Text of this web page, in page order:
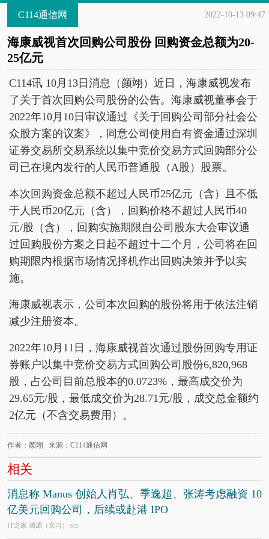
C114通信网 2022-10-13 09:47
海康威视首次回购公司股份 回购资金总额为20-
25亿元
C114讯 10月13日消息（颜翊）近日，海康威视发布
了关于首次回购公司股份的公告。海康威视董事会于
2022年10月10日审议通过《关于回购公司部分社会公
众股方案的议案》，同意公司使用自有资金通过深圳
证券交易所交易系统以集中竞价交易方式回购部分公
司已在境内发行的人民币普通股（A股）股票。
本次回购资金总额不超过人民币25亿元（含）且不低
于人民币20亿元（含），回购价格不超过人民币40
元/股（含），回购实施期限自公司股东大会审议通
过回购股份方案之日起不超过十二个月，公司将在回
购期限内根据市场情况择机作出回购决策并予以实
施。
海康威视表示，公司本次回购的股份将用于依法注销
减少注册资本。
2022年10月11日，海康威视首次通过股份回购专用证
券账户以集中竞价交易方式回购公司股份6,820,968
股，占公司目前总股本的0.0723%，最高成交价为
29.65元/股，最低成交价为28.71元/股，成交总金额约
2亿元（不含交易费用）。
作者：颜翊 来源：C114通信网
相关
消息称 Manus 创始人肖弘、季逸超、张涛考虑融资 10
亿美元回购公司，后续或赴港 IPO
IT之家 潞源（实习） 5/22